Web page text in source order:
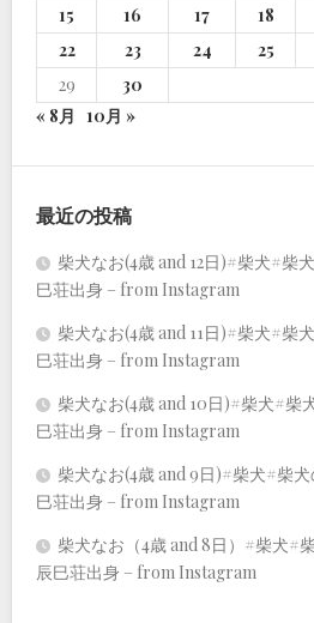
15
16 17 18
22
23 24 25
29
30
« 8月 10月 »
最近の投稿
柴犬なお(4歳 and 12日)#柴犬#柴
巳荘出身 – from Instagram
柴犬なお(4歳 and 11日)#柴犬#柴
巳荘出身 – from Instagram
柴犬なお(4歳 and 10日)#柴犬#柴
巳荘出身 – from Instagram
柴犬なお(4歳 and 9日)#柴犬#柴
巳荘出身 – from Instagram
柴犬なお（4歳 and 8日）#柴犬#
辰巳荘出身 – from Instagram